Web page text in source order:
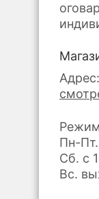
Пн-
Сб. с
Вс.